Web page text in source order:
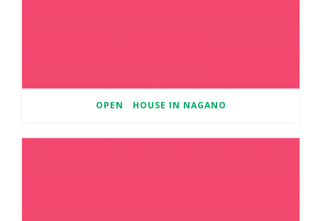
OPEN HOUSE IN NAGANO